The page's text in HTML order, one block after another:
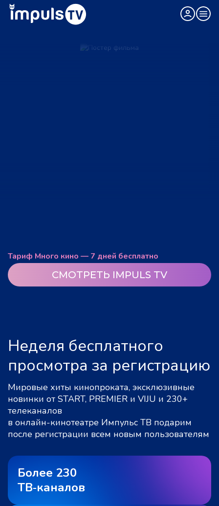
Тариф Много кино — 7 дней бесплатно
СМОТРЕТЬ IMPULS TV
Неделя бесплатного
просмотра за регистрацию
Мировые хиты кинопроката, эксклюзивные
новинки от START, PREMIER и VIJU и 230+
телеканалов
в онлайн-кинотеатре Импульс ТВ подарим
после регистрации всем новым пользователям
Более 230
ТВ‑каналов